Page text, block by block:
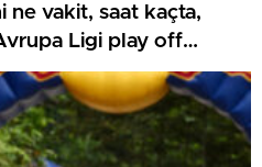
ne vakit, saat kaçta,
Ligi play off
olası rakipleri